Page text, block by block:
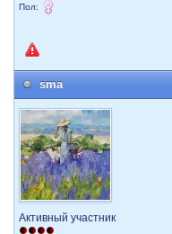
Пол:
sma
Активный участник